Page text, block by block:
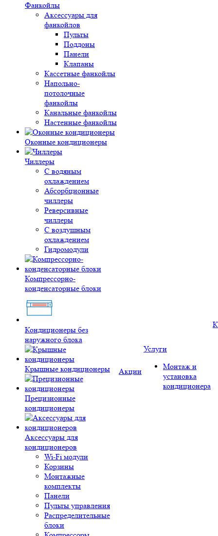
Фанкойлы
Аксессуары для
фанкойлов
Пульты
Поддоны
Панели
Клапаны
Кассетные фанкойлы
Напольно-
потолочные
фанкойлы
Канальные фанкойлы
Настенные фанкойлы
Оконные кондиционеры
Чиллеры
С водяным
охлаждением
Абсорбционные
чиллеры
Реверсивные
чиллеры
С воздушным
охлаждением
Гидромодули
Компрессорно-
конденсаторные блоки
Кондиционеры без
наружного блока
Крышные кондиционеры
Прецизионные
кондиционеры
Аксессуары для
кондиционеров
Wi-Fi модули
Корзины
Монтажные
комплекты
Панели
Пульты управления
Распределительные
блоки
Акции
Услуги
Монтаж и
установка
кондиционера